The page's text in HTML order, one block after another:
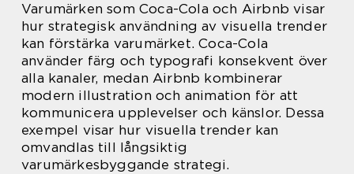
Varumärken som Coca-Cola och Airbnb visar
hur strategisk användning av visuella trender
kan förstärka varumärket. Coca-Cola
använder färg och typografi konsekvent över
alla kanaler, medan Airbnb kombinerar
modern illustration och animation för att
kommunicera upplevelser och känslor. Dessa
exempel visar hur visuella trender kan
omvandlas till långsiktig
varumärkesbyggande strategi.